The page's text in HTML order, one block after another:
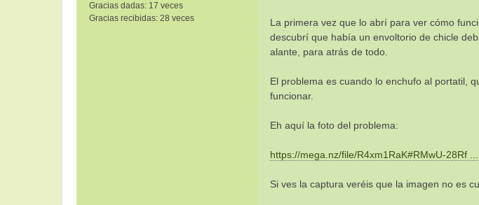
Gracias dadas: 17 veces
Gracias recibidas: 28 veces
La primera vez que lo abrí para ver cómo
descubrí que había un envoltorio de chicle
alante, para atrás de todo.
El problema es cuando lo enchufo al portatil,
funcionar.
Eh aquí la foto del problema:
https://mega.nz/file/R4xm1RaK#RMwU-28Rf
Si ves la captura veréis que la imagen no es